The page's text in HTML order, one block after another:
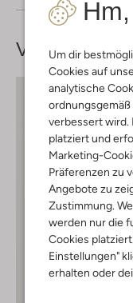
Um dir
Cookies auf
analytische
verbessert wird.
platziert und
Marketing-
Präferenzen zu
Angebote zu
Zustimmung.
werden nur die
Cookies
Einstellungen"
erhalten oder